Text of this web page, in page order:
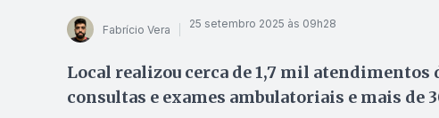
Fabrício Vera 25 setembro 2025 às 09h28
Local realizou cerca de 1,7 mil atendimentos
consultas e exames ambulatoriais e mais de